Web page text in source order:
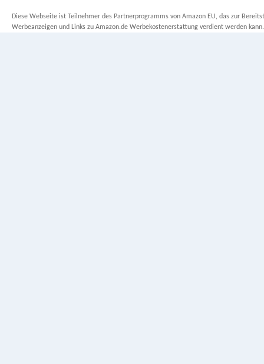
Diese Webseite ist Teilnehmer des Partnerprogramms von Amazon EU, das zur
Werbeanzeigen und Links zu Amazon.de Werbekostenerstattung verdient werden kann.